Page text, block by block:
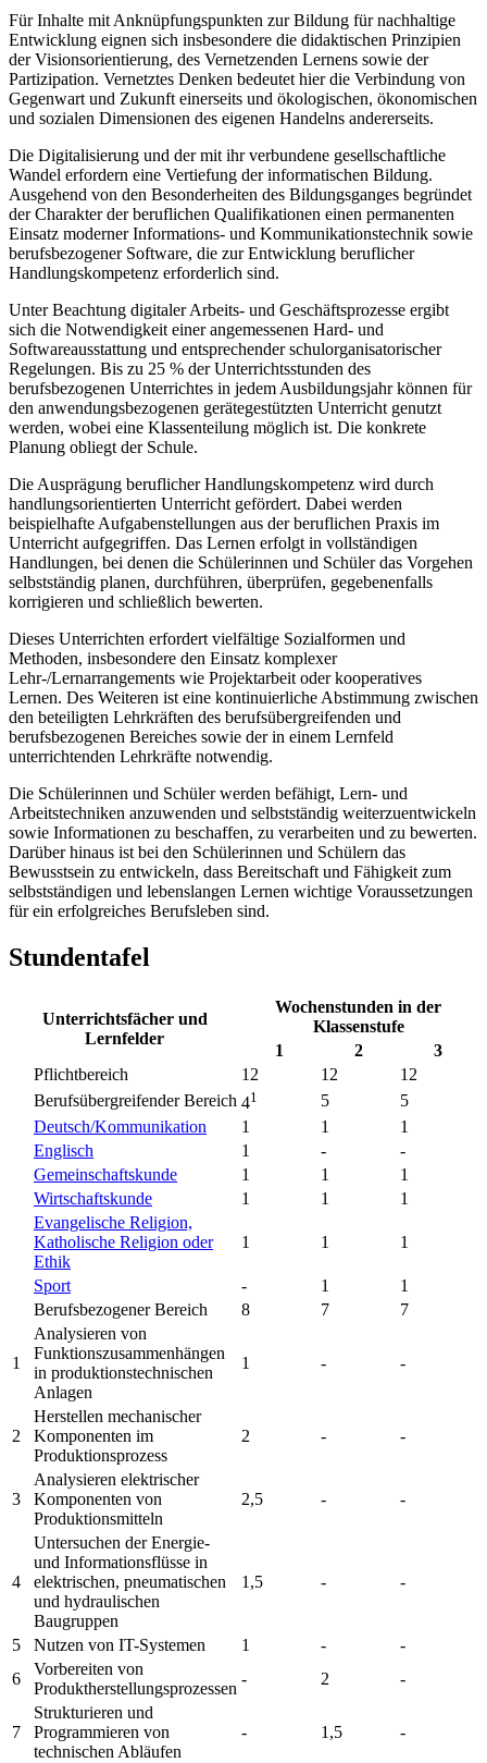
Für Inhalte mit Anknüpfungspunkten zur Bildung für nachhaltige
Entwicklung eignen sich insbesondere die didaktischen Prinzipien
der Visionsorientierung, des Vernetzenden Lernens sowie der
Partizipation. Vernetztes Denken bedeutet hier die Verbindung von
Gegenwart und Zukunft einerseits und ökologischen, ökonomischen
und sozialen Dimensionen des eigenen Handelns andererseits.
Die Digitalisierung und der mit ihr verbundene gesellschaftliche
Wandel erfordern eine Vertiefung der informatischen Bildung.
Ausgehend von den Besonderheiten des Bildungsganges begründet
der Charakter der beruflichen Qualifikationen einen permanenten
Einsatz moderner Informations- und Kommunikationstechnik sowie
berufsbezogener Software, die zur Entwicklung beruflicher
Handlungskompetenz erforderlich sind.
Unter Beachtung digitaler Arbeits- und Geschäftsprozesse ergibt
sich die Notwendigkeit einer angemessenen Hard- und
Softwareausstattung und entsprechender schulorganisatorischer
Regelungen. Bis zu 25 % der Unterrichtsstunden des
berufsbezogenen Unterrichtes in jedem Ausbildungsjahr können für
den anwendungsbezogenen gerätegestützten Unterricht genutzt
werden, wobei eine Klassenteilung möglich ist. Die konkrete
Planung obliegt der Schule.
Die Ausprägung beruflicher Handlungskompetenz wird durch
handlungsorientierten Unterricht gefördert. Dabei werden
beispielhafte Aufgabenstellungen aus der beruflichen Praxis im
Unterricht aufgegriffen. Das Lernen erfolgt in vollständigen
Handlungen, bei denen die Schülerinnen und Schüler das Vorgehen
selbstständig planen, durchführen, überprüfen, gegebenenfalls
korrigieren und schließlich bewerten.
Dieses Unterrichten erfordert vielfältige Sozialformen und
Methoden, insbesondere den Einsatz komplexer
Lehr-/Lernarrangements wie Projektarbeit oder kooperatives
Lernen. Des Weiteren ist eine kontinuierliche Abstimmung zwischen
den beteiligten Lehrkräften des berufsübergreifenden und
berufsbezogenen Bereiches sowie der in einem Lernfeld
unterrichtenden Lehrkräfte notwendig.
Die Schülerinnen und Schüler werden befähigt, Lern- und
Arbeitstechniken anzuwenden und selbstständig weiterzuentwickeln
sowie Informationen zu beschaffen, zu verarbeiten und zu bewerten.
Darüber hinaus ist bei den Schülerinnen und Schülern das
Bewusstsein zu entwickeln, dass Bereitschaft und Fähigkeit zum
selbstständigen und lebenslangen Lernen wichtige Voraussetzungen
für ein erfolgreiches Berufsleben sind.
Stundentafel
Unterrichtsfächer und
Lernfelder
Wochenstunden in der
Klassenstufe
1
2
3
Pflichtbereich
12 12
12
Berufsübergreifender Bereich 41 5
5
Deutsch/Kommunikation
1 1
1
Englisch
1 -
-
Gemeinschaftskunde
1 1
1
Wirtschaftskunde
1 1
1
Evangelische Religion,
Katholische Religion oder
Ethik
1 1 1
Sport - 1
1
Berufsbezogener Bereich
8 7 7
1
Analysieren von
Funktionszusammenhängen
in produktionstechnischen
Anlagen
1 - -
2
Herstellen mechanischer
Komponenten im
Produktionsprozess
2 - -
3
Analysieren elektrischer
Komponenten von
Produktionsmitteln
2,5 - -
4
Untersuchen der Energie-
und Informationsflüsse in
elektrischen, pneumatischen
und hydraulischen
Baugruppen
1,5 - -
5 Nutzen von IT-Systemen 1 -
-
6
Vorbereiten von
Produktherstellungsprozessen
- 2 -
7
Strukturieren und
Programmieren von
technischen Abläufen
- 1,5 -